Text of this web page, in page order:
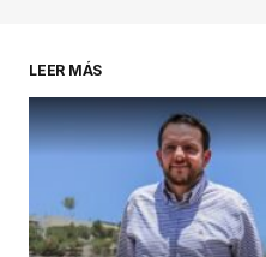
LEER MÁS